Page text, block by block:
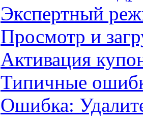
Экспертный
Просмотр и
Активация
Типичные
Ошибка: